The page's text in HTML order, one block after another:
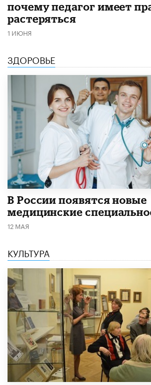
почему педагог имеет
растеряться
1 ИЮНЯ
ЗДОРОВЬЕ
В России появятся новые
медицинские
12 МАЯ
КУЛЬТУРА